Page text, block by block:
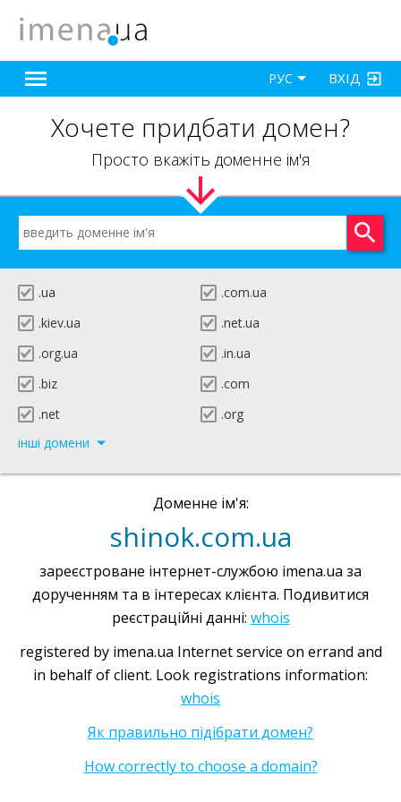
ВХІД
РУС
Хочете придбати домен?
Просто вкажіть доменне ім'я
.ua
.com.ua
.kiev.ua
.net.ua
.org.ua
.in.ua
.biz
.com
.net
.org
інші домени
Доменне ім'я:
shinok.com.ua
зареєстроване інтернет-службою imena.ua за
дорученням та в інтересах клієнта. Подивитися
реєстраційні данні: whois
registered by imena.ua Internet service on errand and
in behalf of client. Look registrations information:
whois
Як правильно підібрати домен?
How correctly to choose a domain?